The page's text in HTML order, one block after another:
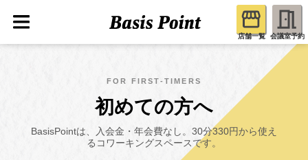
店舗一覧 会議室予約
FOR FIRST-TIMERS
初めての方へ
BasisPointは、入会金・年会費なし。30分330円から使え
るコワーキングスペースです。